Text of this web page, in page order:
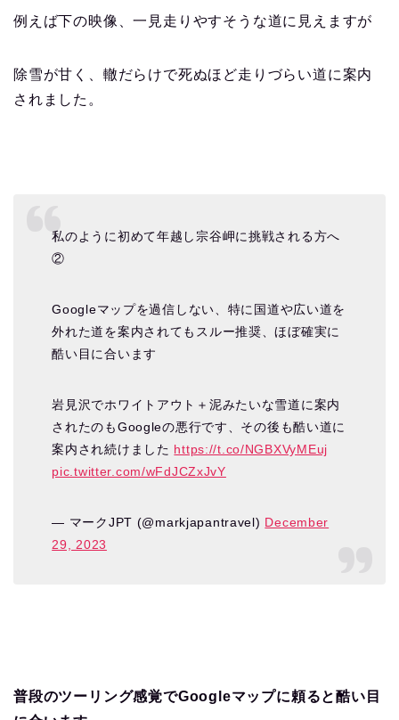
例えば下の映像、一見走りやすそうな道に見えますが
除雪が甘く、轍だらけで死ぬほど走りづらい道に案内
されました。
私のように初めて年越し宗谷岬に挑戦される方へ
②
Googleマップを過信しない、特に国道や広い道を
外れた道を案内されてもスルー推奨、ほぼ確実に
酷い目に合います
岩見沢でホワイトアウト＋泥みたいな雪道に案内
されたのもGoogleの悪行です、その後も酷い道に
案内され続けました https://t.co/NGBXVyMEuj
pic.twitter.com/wFdJCZxJvY
— マークJPT (@markjapantravel) December
29, 2023
普段のツーリング感覚でGoogleマップに頼ると酷い目